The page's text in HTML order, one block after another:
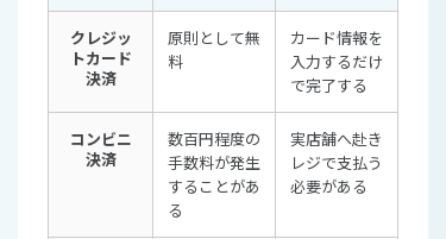
クレジッ
トカード
決済
原則として無
料
カード情報を
入力するだけ
で完了する
コンビニ
決済
数百円程度の
手数料が発生
することがあ
る
実店舗へ赴き
レジで支払う
必要がある